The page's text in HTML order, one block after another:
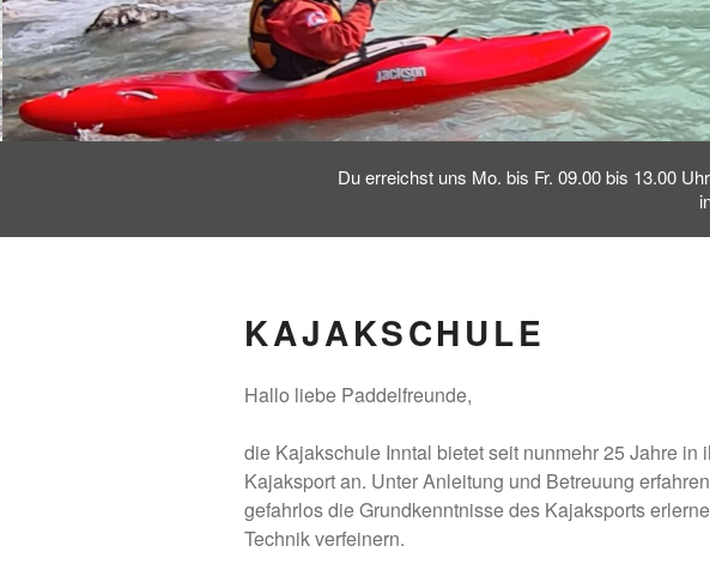
Du erreichst uns Mo. bis Fr. 09.00 bis 13.00
KAJAKSCHULE
Hallo liebe Paddelfreunde,
die Kajakschule Inntal bietet seit nunmehr 25 Jahre
Kajaksport an. Unter Anleitung und Betreuung
gefahrlos die Grundkenntnisse des Kajaksports
Technik verfeinern.